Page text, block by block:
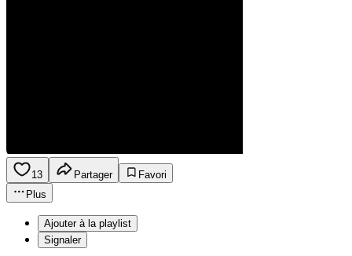
13 Partager
Favori
Plus
Ajouter à la playlist
Signaler